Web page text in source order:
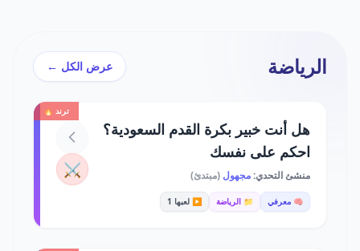
الرياضة عرض الكل ←
ترند 🔥
هل أنت خبير بكرة القدم السعودية؟
احكم على نفسك
منشئ التحدي:مجهول (مبتدئ)
🧠 معرفي 📁 الرياضة ▶️ لعبها 1
⚔️